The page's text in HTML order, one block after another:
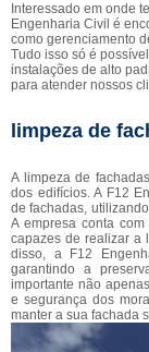
Interessado em onde
Engenharia Civil é
como gerenciamento
Tudo isso só é
instalações de alto
para atender nossos
limpeza de
A limpeza de
dos edifícios. A F12
de fachadas,
A empresa conta
capazes de realizar a
disso, a F12
garantindo a
importante não
e segurança dos
manter a sua fachada